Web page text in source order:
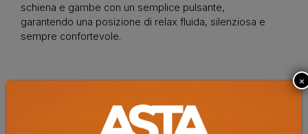
schiena e gambe con un semplice pulsante,
garantendo una posizione di relax fluida, silenziosa e
sempre confortevole.
Qui una anteprima delle finiture. Anteprima
finiture
×